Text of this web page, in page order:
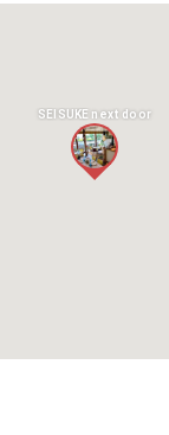
SEISUKE next door